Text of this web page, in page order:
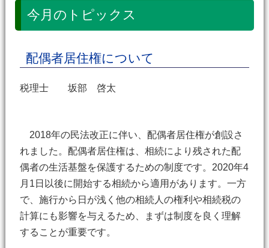
今月のトピックス
配偶者居住権について
税理士 坂部 啓太
2018年の民法改正に伴い、配偶者居住権が創設さ
れました。配偶者居住権は、相続により残された配
偶者の生活基盤を保護するための制度です。2020年4
月1日以後に開始する相続から適用があります。一方
で、施行から日が浅く他の相続人の権利や相続税の
計算にも影響を与えるため、まずは制度を良く理解
することが重要です。